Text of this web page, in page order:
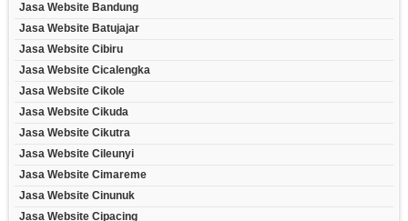
Jasa Website Bandung
Jasa Website Batujajar
Jasa Website Cibiru
Jasa Website Cicalengka
Jasa Website Cikole
Jasa Website Cikuda
Jasa Website Cikutra
Jasa Website Cileunyi
Jasa Website Cimareme
Jasa Website Cinunuk
Jasa Website Cipacing